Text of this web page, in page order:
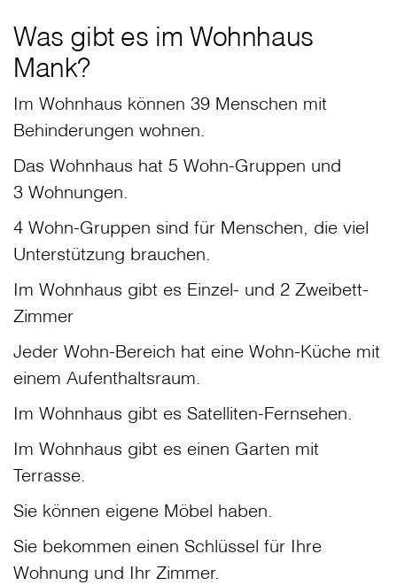
Was gibt es im Wohnhaus
Mank?
Im Wohnhaus können 39 Menschen mit
Behinderungen wohnen.
Das Wohnhaus hat 5 Wohn-Gruppen und
3 Wohnungen.
4 Wohn-Gruppen sind für Menschen, die viel
Unterstützung brauchen.
Im Wohnhaus gibt es Einzel- und 2 Zweibett-
Zimmer
Jeder Wohn-Bereich hat eine Wohn-Küche mit
einem Aufenthaltsraum.
Im Wohnhaus gibt es Satelliten-Fernsehen.
Im Wohnhaus gibt es einen Garten mit
Terrasse.
Sie können eigene Möbel haben.
Sie bekommen einen Schlüssel für Ihre
Wohnung und Ihr Zimmer.